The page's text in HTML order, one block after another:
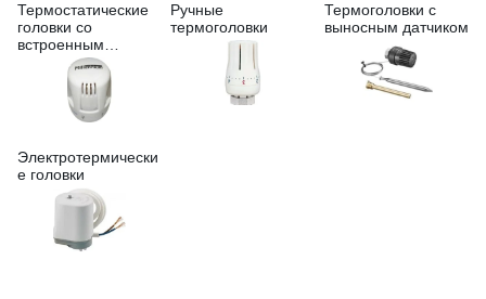
Термостатические
головки со
встроенным
датчиком
Ручные
термоголовки
Термоголовки с
выносным датчиком
Электротермически
е головки